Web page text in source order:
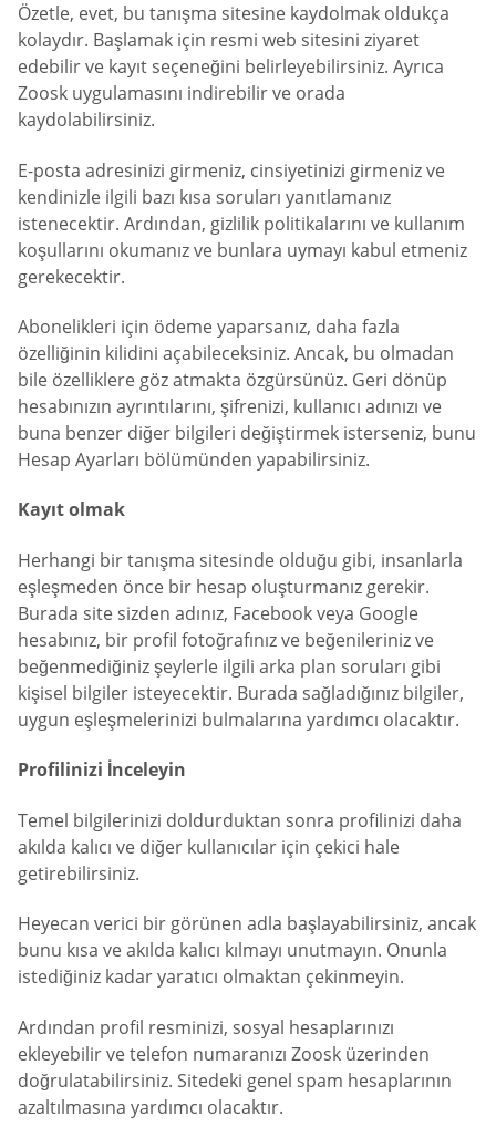
Özetle, evet, bu tanışma sitesine kaydolmak oldukça
kolaydır. Başlamak için resmi web sitesini ziyaret
edebilir ve kayıt seçeneğini belirleyebilirsiniz. Ayrıca
Zoosk uygulamasını indirebilir ve orada
kaydolabilirsiniz.
E-posta adresinizi girmeniz, cinsiyetinizi girmeniz ve
kendinizle ilgili bazı kısa soruları yanıtlamanız
istenecektir. Ardından, gizlilik politikalarını ve kullanım
koşullarını okumanız ve bunlara uymayı kabul etmeniz
gerekecektir.
Abonelikleri için ödeme yaparsanız, daha fazla
özelliğinin kilidini açabileceksiniz. Ancak, bu olmadan
bile özelliklere göz atmakta özgürsünüz. Geri dönüp
hesabınızın ayrıntılarını, şifrenizi, kullanıcı adınızı ve
buna benzer diğer bilgileri değiştirmek isterseniz, bunu
Hesap Ayarları bölümünden yapabilirsiniz.
Kayıt olmak
Herhangi bir tanışma sitesinde olduğu gibi, insanlarla
eşleşmeden önce bir hesap oluşturmanız gerekir.
Burada site sizden adınız, Facebook veya Google
hesabınız, bir profil fotoğrafınız ve beğenileriniz ve
beğenmediğiniz şeylerle ilgili arka plan soruları gibi
kişisel bilgiler isteyecektir. Burada sağladığınız bilgiler,
uygun eşleşmelerinizi bulmalarına yardımcı olacaktır.
Profilinizi İnceleyin
Temel bilgilerinizi doldurduktan sonra profilinizi daha
akılda kalıcı ve diğer kullanıcılar için çekici hale
getirebilirsiniz.
Heyecan verici bir görünen adla başlayabilirsiniz, ancak
bunu kısa ve akılda kalıcı kılmayı unutmayın. Onunla
istediğiniz kadar yaratıcı olmaktan çekinmeyin.
Ardından profil resminizi, sosyal hesaplarınızı
ekleyebilir ve telefon numaranızı Zoosk üzerinden
doğrulatabilirsiniz. Sitedeki genel spam hesaplarının
azaltılmasına yardımcı olacaktır.